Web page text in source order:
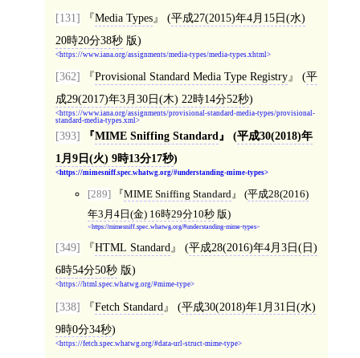
[131] Media Types (平成27(2015)年4月15日(水)
20時20分38秒版)
https://www.iana.org/assignments/media-types/media-types.xhtml
[362] Provisional Standard Media Type Registry (平
成29(2017)年3月30日(木) 22時14分52秒)
https://www.iana.org/assignments/provisional-standard-media-types/provisional-
standard-media-types.xml
[393] MIME Sniffing Standard (平成30(2018)年
1月9日(火) 9時13分17秒)
https://mimesniff.spec.whatwg.org/#understanding-mime-types
[289] MIME Sniffing Standard (平成28(2016)
年3月4日(金) 16時29分10秒版)
https://mimesniff.spec.whatwg.org/#understanding-mime-types
[349] HTML Standard (平成28(2016)年4月3日(日)
6時54分50秒版)
https://html.spec.whatwg.org/#mime-type
[338] Fetch Standard (平成30(2018)年1月31日(水)
9時0分34秒)
https://fetch.spec.whatwg.org/#data-url-struct-mime-type